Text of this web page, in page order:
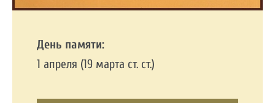
День памяти:
1 апреля (19 марта ст. ст.)